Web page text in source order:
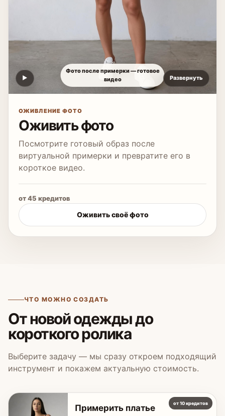
▶ Развернуть
Фото после примерки — готовое
видео
ОЖИВЛЕНИЕ ФОТО
Оживить фото
Посмотрите готовый образ после
виртуальной примерки и превратите его в
короткое видео.
от 45 кредитов
Оживить своё фото
ЧТО МОЖНО СОЗДАТЬ
От новой одежды до
короткого ролика
Выберите задачу — мы сразу откроем подходящий
инструмент и покажем актуальную стоимость.
от 10 кредитов
Примерить платье